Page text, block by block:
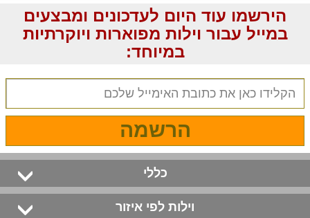
הירשמו עוד היום לעדכונים ומבצעים
במייל עבור וילות מפוארות ויוקרתיות
במיוחד:
הרשמה
כללי
וילות לפי איזור